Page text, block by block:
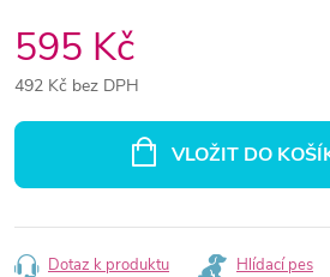
595 Kč
492 Kč bez DPH
VLOŽIT DO
Dotaz k produktu Hlídací pes